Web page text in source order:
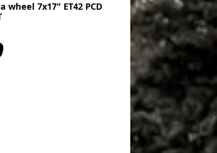
wheel 7x17" ET42 PCD
Price